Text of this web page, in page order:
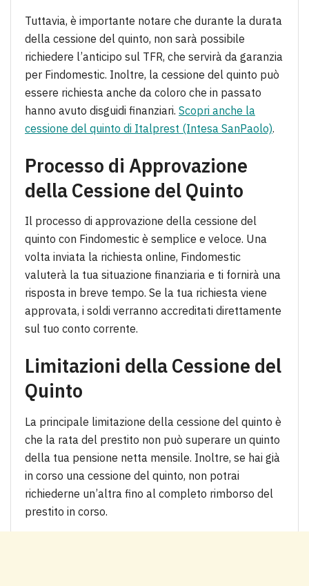
Tuttavia, è importante notare che durante la durata
della cessione del quinto, non sarà possibile
richiedere l’anticipo sul TFR, che servirà da garanzia
per Findomestic. Inoltre, la cessione del quinto può
essere richiesta anche da coloro che in passato
hanno avuto disguidi finanziari. Scopri anche la
cessione del quinto di Italprest (Intesa SanPaolo).
Processo di Approvazione
della Cessione del Quinto
Il processo di approvazione della cessione del
quinto con Findomestic è semplice e veloce. Una
volta inviata la richiesta online, Findomestic
valuterà la tua situazione finanziaria e ti fornirà una
risposta in breve tempo. Se la tua richiesta viene
approvata, i soldi verranno accreditati direttamente
sul tuo conto corrente.
Limitazioni della Cessione del
Quinto
La principale limitazione della cessione del quinto è
che la rata del prestito non può superare un quinto
della tua pensione netta mensile. Inoltre, se hai già
in corso una cessione del quinto, non potrai
richiederne un’altra fino al completo rimborso del
prestito in corso.